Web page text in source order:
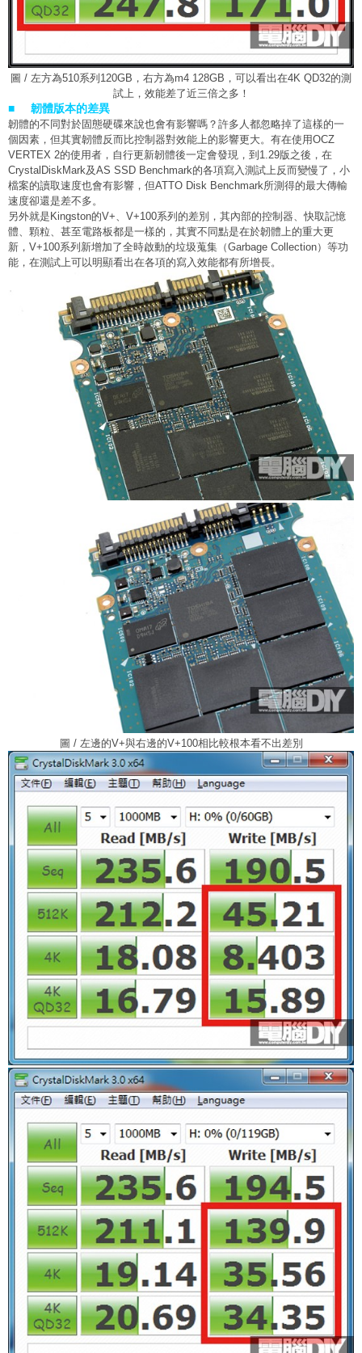
圖 / 左方為510系列120GB，右方為m4 128GB，可以看出在4K QD32的測
試上，效能差了近三倍之多！
■ 韌體版本的差異
韌體的不同對於固態硬碟來說也會有影響嗎？許多人都忽略掉了這樣的一
個因素，但其實韌體反而比控制器對效能上的影響更大。有在使用OCZ
VERTEX 2的使用者，自行更新韌體後一定會發現，到1.29版之後，在
CrystalDiskMark及AS SSD Benchmark的各項寫入測試上反而變慢了，小
檔案的讀取速度也會有影響，但ATTO Disk Benchmark所測得的最大傳輸
速度卻還是差不多。
另外就是Kingston的V+、V+100系列的差別，其內部的控制器、快取記憶
體、顆粒、甚至電路板都是一樣的，其實不同點是在於韌體上的重大更
新，V+100系列新增加了全時啟動的垃圾蒐集（Garbage Collection）等功
能，在測試上可以明顯看出在各項的寫入效能都有所增長。
圖 / 左邊的V+與右邊的V+100相比較根本看不出差別